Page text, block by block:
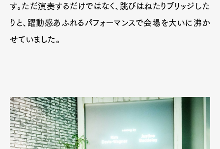
す。ただ演奏するだけではなく、跳びはねたりブリッジした
りと、躍動感あふれるパフォーマンスで会場を大いに沸か
せていました。